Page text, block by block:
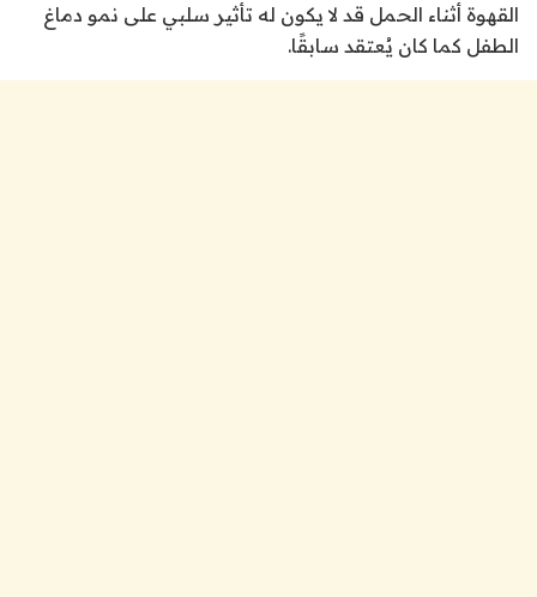
القهوة أثناء الحمل قد لا يكون له تأثير سلبي على نمو دماغ
الطفل كما كان يُعتقد سابقًا.